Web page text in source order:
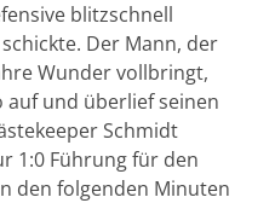
blitzschnell
Der Mann, der
Wunder vollbringt,
auf und überlief seinen
Schmidt
1:0 Führung für den
den folgenden Minuten